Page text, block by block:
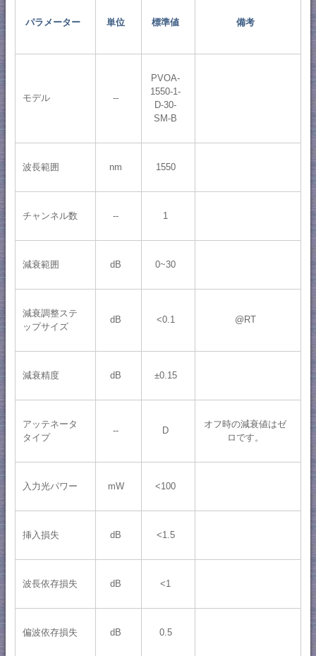
パラメーター 単位 標準値 備考
モデル --
PVOA-
1550-1-
D-30-
SM-B
波長範囲 nm 1550
チャンネル数 -- 1
減衰範囲 dB 0~30
減衰調整ステ
ップサイズ
dB <0.1 @RT
減衰精度 dB ±0.15
アッテネータ
タイプ
-- D
オフ時の減衰値はゼ
ロです。
入力光パワー mW <100
挿入損失 dB <1.5
波長依存損失 dB <1
偏波依存損失 dB 0.5